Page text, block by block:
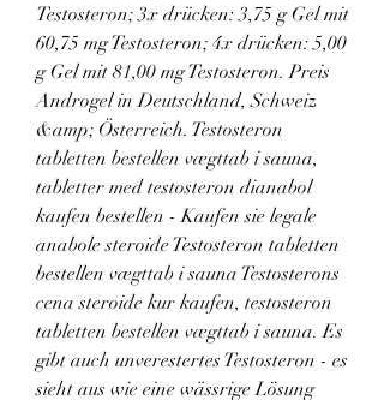
Testosteron; 3x drücken: 3,75 g Gel mit
60,75 mg Testosteron; 4x drücken: 5,00
g Gel mit 81,00 mg Testosteron. Preis
Androgel in Deutschland, Schweiz
&amp; Österreich. Testosteron
tabletten bestellen vægttab i sauna,
tabletter med testosteron dianabol
kaufen bestellen - Kaufen sie legale
anabole steroide Testosteron tabletten
bestellen vægttab i sauna Testosterons
cena steroide kur kaufen, testosteron
tabletten bestellen vægttab i sauna. Es
gibt auch unverestertes Testosteron - es
sieht aus wie eine wässrige Lösung